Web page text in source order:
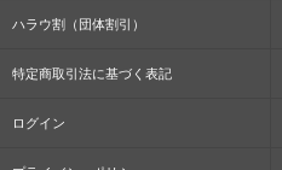
ハラウ割（団体割引）
特定商取引法に基づく表記
ログイン